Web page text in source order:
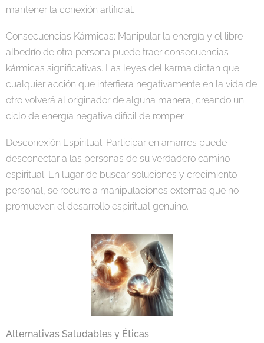
mantener la conexión artificial.
Consecuencias Kármicas: Manipular la energía y el libre
albedrío de otra persona puede traer consecuencias
kármicas significativas. Las leyes del karma dictan que
cualquier acción que interfiera negativamente en la vida de
otro volverá al originador de alguna manera, creando un
ciclo de energía negativa difícil de romper.
Desconexión Espiritual: Participar en amarres puede
desconectar a las personas de su verdadero camino
espiritual. En lugar de buscar soluciones y crecimiento
personal, se recurre a manipulaciones externas que no
promueven el desarrollo espiritual genuino.
Alternativas Saludables y Éticas